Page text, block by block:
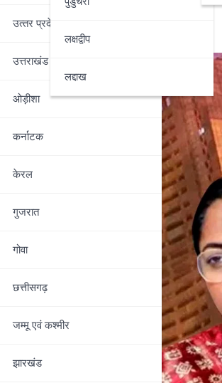
उत्‍तर प्रदेश
उत्तराखंड
ओड़ीशा
कर्नाटक
केरल
गुजरात
गोवा
छत्तीसगढ़
जम्‍मू एवं कश्‍मीर
झारखंड
लक्षद्वीप
लद्दाख